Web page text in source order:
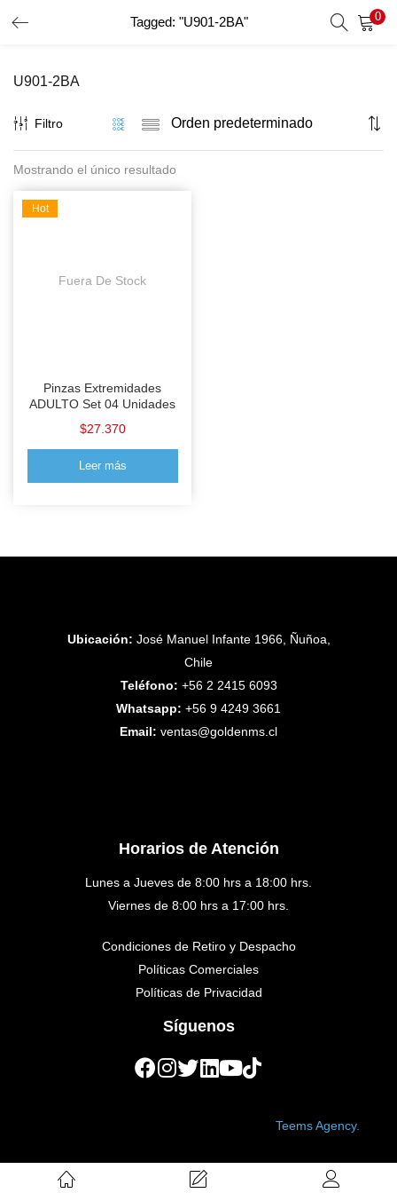
Tagged: "U901-2BA" 0
INICIO DE SESIÓN
Introduzca su nombre de usuario y contraseña para iniciar
Recordar Datos
Recuperar Contraseña
U901-2BA
Filtro
Mostrando el único resultado
Hot
Fuera De Stock
Pinzas Extremidades
ADULTO Set 04 Unidades
$27.370
Leer más
Ubicación: José Manuel Infante 1966, Ñuñoa,
Chile
Teléfono: +56 2 2415 6093
Whatsapp: +56 9 4249 3661
Email: ventas@goldenms.cl
Horarios de Atención
Lunes a Jueves de 8:00 hrs a 18:00 hrs.
Viernes de 8:00 hrs a 17:00 hrs.
Condiciones de Retiro y Despacho
Políticas Comerciales
Políticas de Privacidad
Síguenos
Teems Agency.